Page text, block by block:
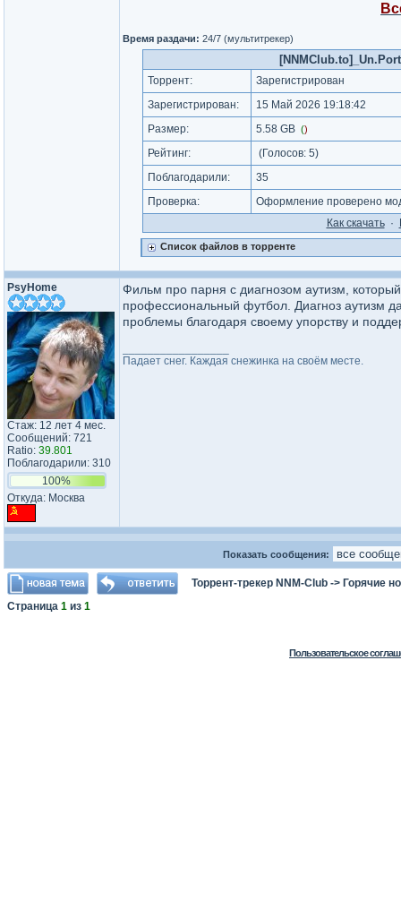
Время раздачи: 24/7 (мультитрекер)
Торрент:
Зарегистрирован
Зарегистрирован:
15 Май 2026 19:18:42
Размер:
5.58 GB ()
Рейтинг: (Голосов: 5)
Поблагодарили:
35
Проверка:
Оформление проверено
Как cкачать·
Список файлов в торренте
PsyHome
Стаж: 12 лет 4 мес.
Сообщений: 721
Ratio: 39.801
Поблагодарили: 310
100%
Откуда: Москва
Фильм про парня с диагнозом аутизм,
профессиональный футбол. Диагноз аутизм
проблемы благодаря своему упорству и
Падает снег. Каждая снежинка на своём месте.
Показать сообщения:
Торрент-трекер NNM-Club -> Горячие
Страница 1 из 1
Пользовательское